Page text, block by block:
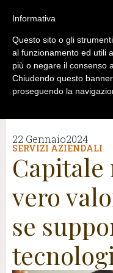
22 Gennaio2024
SERVIZI AZIENDALI
Capitale
vero
se
Informativa
Questo sito o gli
al funzionamento ed utili
più o negare il consenso
Chiudendo questo
proseguendo la